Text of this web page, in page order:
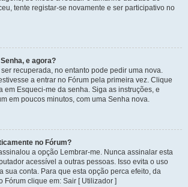
tente registar-se novamente e ser participativo no
e agora?
recuperada, no entanto pode pedir uma nova.
a entrar no Fórum pela primeira vez. Clique
em Esqueci-me da senha. Siga as instruções, e
em poucos minutos, com uma Senha nova.
no Fórum?
a opção Lembrar-me. Nunca assinalar esta
acessível a outras pessoas. Isso evita o uso
sua conta. Para que esta opção perca efeito, da
Fórum clique em: Sair [ Utilizador ]